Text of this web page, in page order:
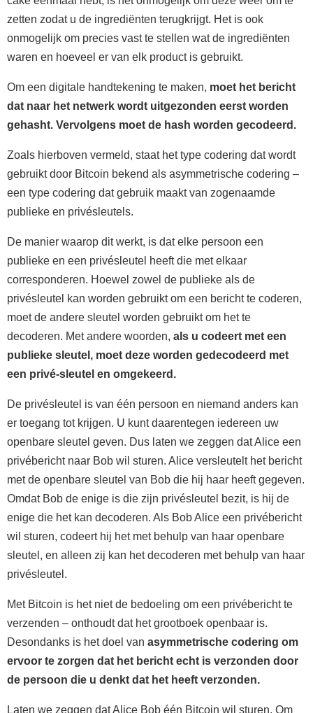
zetten zodat u de ingrediënten terugkrijgt. Het is ook
onmogelijk om precies vast te stellen wat de ingrediënten
waren en hoeveel er van elk product is gebruikt.
Om een digitale handtekening te maken, moet het bericht
dat naar het netwerk wordt uitgezonden eerst worden
gehasht. Vervolgens moet de hash worden gecodeerd.
Zoals hierboven vermeld, staat het type codering dat wordt
gebruikt door Bitcoin bekend als asymmetrische codering –
een type codering dat gebruik maakt van zogenaamde
publieke en privésleutels.
De manier waarop dit werkt, is dat elke persoon een
publieke en een privésleutel heeft die met elkaar
corresponderen. Hoewel zowel de publieke als de
privésleutel kan worden gebruikt om een bericht te coderen,
moet de andere sleutel worden gebruikt om het te
decoderen. Met andere woorden, als u codeert met een
publieke sleutel, moet deze worden gedecodeerd met
een privé-sleutel en omgekeerd.
De privésleutel is van één persoon en niemand anders kan
er toegang tot krijgen. U kunt daarentegen iedereen uw
openbare sleutel geven. Dus laten we zeggen dat Alice een
privébericht naar Bob wil sturen. Alice versleutelt het bericht
met de openbare sleutel van Bob die hij haar heeft gegeven.
Omdat Bob de enige is die zijn privésleutel bezit, is hij de
enige die het kan decoderen. Als Bob Alice een privébericht
wil sturen, codeert hij het met behulp van haar openbare
sleutel, en alleen zij kan het decoderen met behulp van haar
privésleutel.
Met Bitcoin is het niet de bedoeling om een privébericht te
verzenden – onthoudt dat het grootboek openbaar is.
Desondanks is het doel van asymmetrische codering om
ervoor te zorgen dat het bericht echt is verzonden door
de persoon die u denkt dat het heeft verzonden.
Laten we zeggen dat Alice Bob één Bitcoin wil sturen. Om